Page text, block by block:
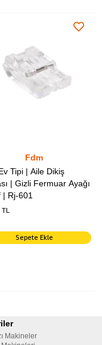
Fdm
Tipi | Aile Dikiş
| Gizli Fermuar Ayağı
| Rj-601
Sepete Ekle
Makineler